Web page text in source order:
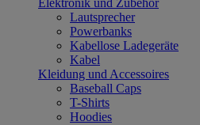
Elektronik und Zubehör
Lautsprecher
Powerbanks
Kabellose Ladegeräte
Kabel
Kleidung und Accessoires
Baseball Caps
T-Shirts
Hoodies